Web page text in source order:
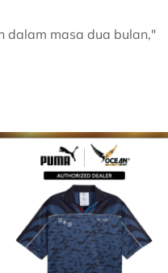
dalam masa dua bulan,"